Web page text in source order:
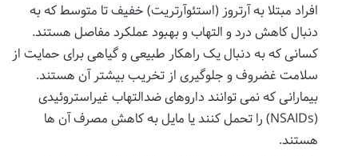
افراد مبتلا به آرتروز (استئوآرتریت) خفیف تا متوسط که به
دنبال کاهش درد و التهاب و بهبود عملکرد مفاصل هستند.
کسانی که به دنبال یک راهکار طبیعی و گیاهی برای حمایت از
سلامت غضروف و جلوگیری از تخریب بیشتر آن هستند.
بیمارانی که نمی توانند داروهای ضدالتهاب غیراستروئیدی
(NSAIDs) را تحمل کنند یا مایل به کاهش مصرف آن ها
هستند.